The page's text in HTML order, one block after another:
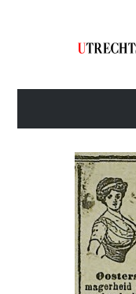
1893-1967